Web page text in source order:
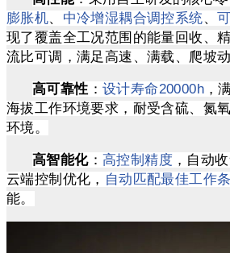
膨胀机、 中冷增湿耦合调控系统、
现了覆盖全工况范围的能量回收、
流比可调，满足高速、满载、爬坡动
高可靠性 ：设计寿命20000h ，
海拔工作环境要求，耐受含硫、氮
环境。
高智能化： 高控制精度 ，自动
云端控制优化， 自动匹配最佳工作
能。